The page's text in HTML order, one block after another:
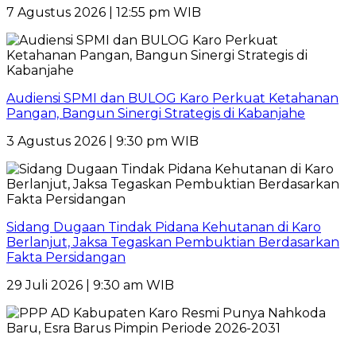
7 Agustus 2026 | 12:55 pm WIB
Audiensi SPMI dan BULOG Karo Perkuat Ketahanan
Pangan, Bangun Sinergi Strategis di Kabanjahe
3 Agustus 2026 | 9:30 pm WIB
Sidang Dugaan Tindak Pidana Kehutanan di Karo
Berlanjut, Jaksa Tegaskan Pembuktian Berdasarkan
Fakta Persidangan
29 Juli 2026 | 9:30 am WIB